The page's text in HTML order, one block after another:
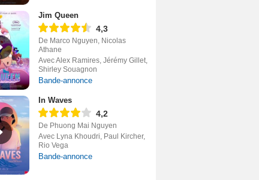
Jim Queen
4,3
De Marco Nguyen, Nicolas
Athane
Avec Alex Ramires, Jérémy Gillet,
Shirley Souagnon
Bande-annonce
In Waves
4,2
De Phuong Mai Nguyen
Avec Lyna Khoudri, Paul Kircher,
Rio Vega
Bande-annonce